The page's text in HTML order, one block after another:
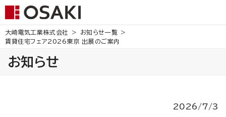
大崎電気工業株式会社
お知らせ一覧
賃貸住宅フェア2026東京 出展のご案内
お知らせ
2026/7/3